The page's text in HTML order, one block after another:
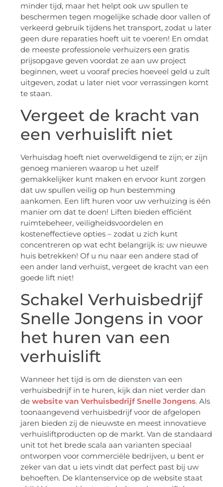
minder tijd, maar het helpt ook uw spullen te
beschermen tegen mogelijke schade door vallen of
verkeerd gebruik tijdens het transport, zodat u later
geen dure reparaties hoeft uit te voeren! En omdat
de meeste professionele verhuizers een gratis
prijsopgave geven voordat ze aan uw project
beginnen, weet u vooraf precies hoeveel geld u zult
uitgeven, zodat u later niet voor verrassingen komt
te staan.
Vergeet de kracht van
een verhuislift niet
Verhuisdag hoeft niet overweldigend te zijn; er zijn
genoeg manieren waarop u het uzelf
gemakkelijker kunt maken en ervoor kunt zorgen
dat uw spullen veilig op hun bestemming
aankomen. Een lift huren voor uw verhuizing is één
manier om dat te doen! Liften bieden efficiënt
ruimtebeheer, veiligheidsvoordelen en
kosteneffectieve opties – zodat u zich kunt
concentreren op wat echt belangrijk is: uw nieuwe
huis betrekken! Of u nu naar een andere stad of
een ander land verhuist, vergeet de kracht van een
goede lift niet!
Schakel Verhuisbedrijf
Snelle Jongens in voor
het huren van een
verhuislift
Wanneer het tijd is om de diensten van een
verhuisbedrijf in te huren, kijk dan niet verder dan
de website van Verhuisbedrijf Snelle Jongens. Als
toonaangevend verhuisbedrijf voor de afgelopen
jaren bieden zij de nieuwste en meest innovatieve
verhuisliftproducten op de markt. Van de standaard
unit tot het brede scala aan varianten speciaal
ontworpen voor commerciële bedrijven, u bent er
zeker van dat u iets vindt dat perfect past bij uw
behoeften. De klantenservice op de website staat